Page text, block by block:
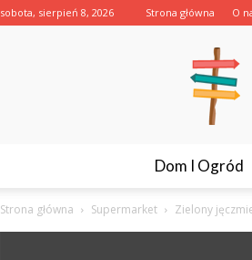
sobota, sierpień 8, 2026 Strona główna O
Dom I Ogród
Strona główna Supermarket Zielony